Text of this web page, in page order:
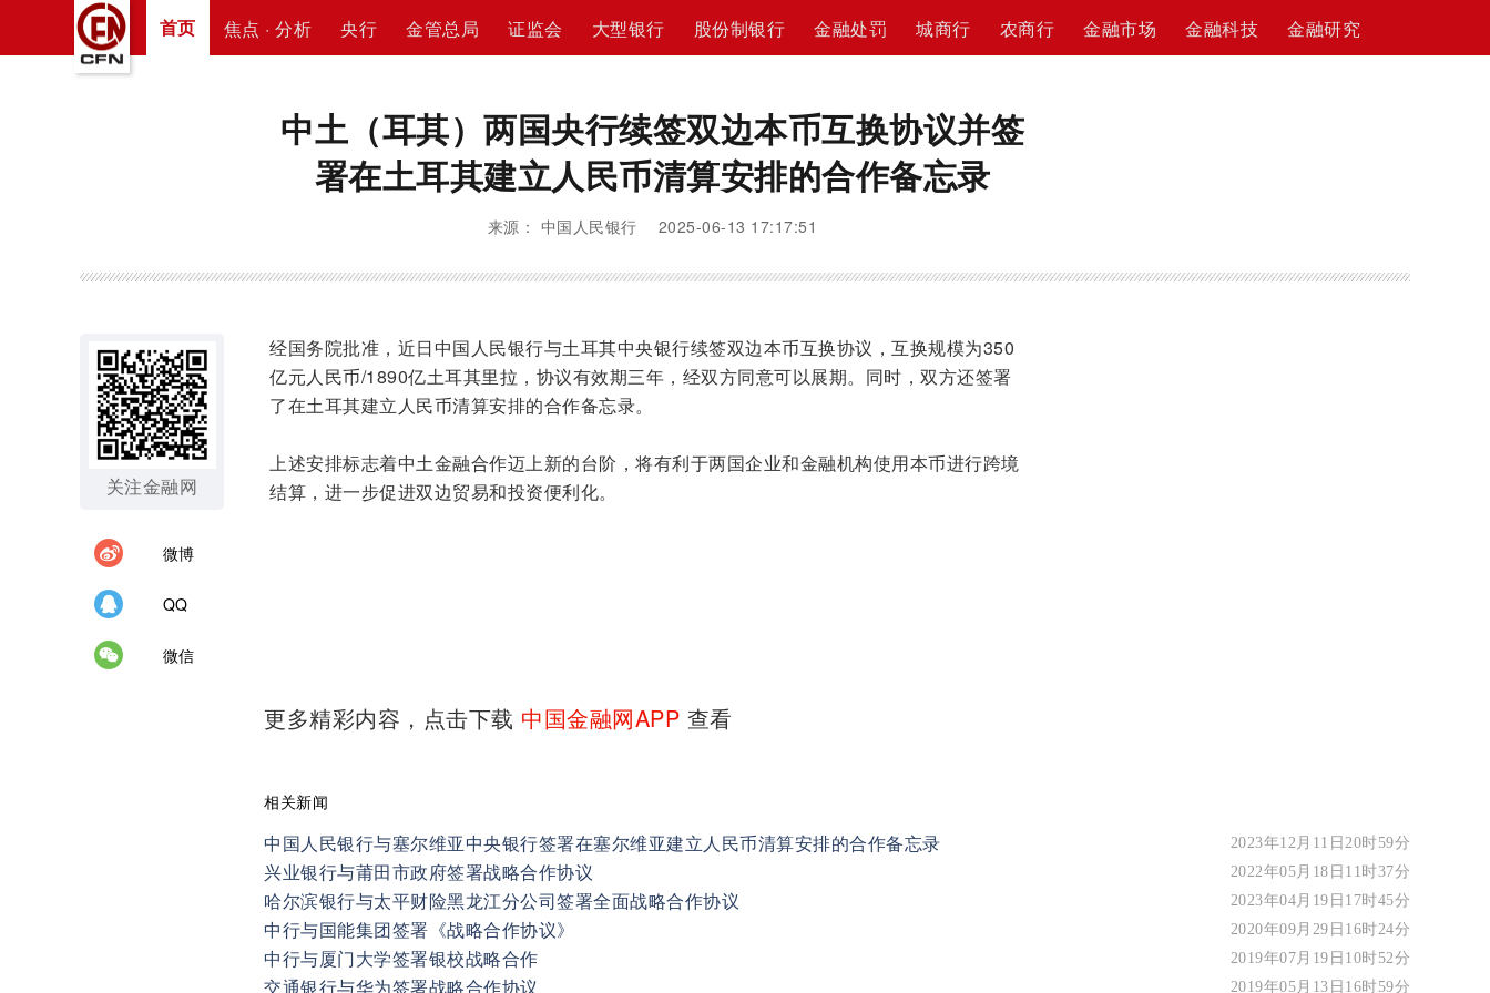
首页 焦点 · 分析 央行 金管总局 证监会 大型银行 股份制银行 金融处罚 城商行 农商行 金融市场 金融科技 金融研究
中土（耳其）两国央行续签双边本币互换协议并签
署在土耳其建立人民币清算安排的合作备忘录
来源： 中国人民银行 2025-06-13 17:17:51
关注金融网
微博
QQ
微信
经国务院批准，近日中国人民银行与土耳其中央银行续签双边本币互换协议，互换规模为350
亿元人民币/1890亿土耳其里拉，协议有效期三年，经双方同意可以展期。同时，双方还签署
了在土耳其建立人民币清算安排的合作备忘录。
上述安排标志着中土金融合作迈上新的台阶，将有利于两国企业和金融机构使用本币进行跨境
结算，进一步促进双边贸易和投资便利化。
更多精彩内容，点击下载 中国金融网APP 查看
相关新闻
中国人民银行与塞尔维亚中央银行签署在塞尔维亚建立人民币清算安排的合作备忘录 2023年12月11日20时59分
兴业银行与莆田市政府签署战略合作协议 2022年05月18日11时37分
哈尔滨银行与太平财险黑龙江分公司签署全面战略合作协议 2023年04月19日17时45分
中行与国能集团签署《战略合作协议》 2020年09月29日16时24分
中行与厦门大学签署银校战略合作 2019年07月19日10时52分
交通银行与华为签署战略合作协议 2019年05月13日16时59分